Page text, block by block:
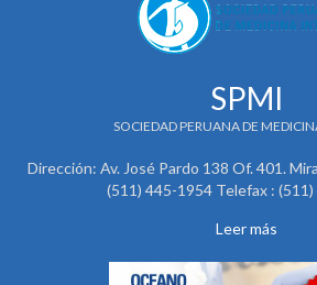
SPMI
SOCIEDAD PERUANA DE
Dirección: Av. José Pardo 138 Of. 401.
(511) 445-1954 Telefax :
Leer más